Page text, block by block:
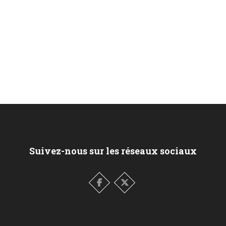
Suivez-nous sur les réseaux sociaux